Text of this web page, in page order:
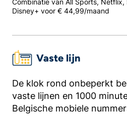
Combinatie van All Sports,
Disney+ voor € 44,99/maand
Vaste lijn
De klok rond onbeperkt
vaste lijnen en 1000
Belgische mobiele